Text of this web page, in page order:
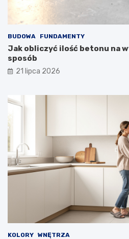
BUDOWA FUNDAMENTY
Jak obliczyć ilość betonu na
sposób
21 lipca 2026
KOLORY WNĘTRZA